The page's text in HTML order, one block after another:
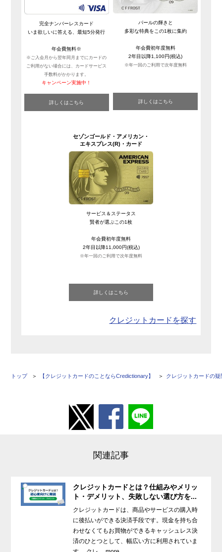
完全ナンバーレスカード
いま欲しいに答える、最短5分発行
年会費無料※
※ご入会月から翌年同月までにカードの
ご利用がない場合には、カードサービス
手数料がかかります。
キャンペーン実施中！
詳しくはこちら
パールの輝きと
多彩な特典をこの1枚に集約
年会費初年度無料
2年目以降1,100円(税込)
※年一回のご利用で次年度無料
詳しくはこちら
セゾンゴールド・ アメリカン・
エキスプレス(R)・ カード
サービス＆ステータス
賢者が選ぶこの1枚
年会費初年度無料
2年目以降11,000円(税込)
※年一回のご利用で次年度無料
詳しくはこちら
クレジットカードを探す
トップ 【クレジットカードのことならCredictionary】 クレジットカードの疑
関連記事
クレジットカードとは？仕組みやメリッ
ト・デメリット、失敗しない選び方を...
クレジットカードは、商品やサービスの購入時
に後払いができる決済手段です。現金を持ち合
わせなくてもお買物ができるキャッシュレス決
済のひとつとして、幅広い方に利用されていま